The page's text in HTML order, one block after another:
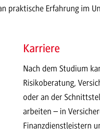
praktische Erfahrung im
Karriere
Nach dem Studium
Risikoberatung,
oder an der
arbeiten – in
Finanzdienstleistern